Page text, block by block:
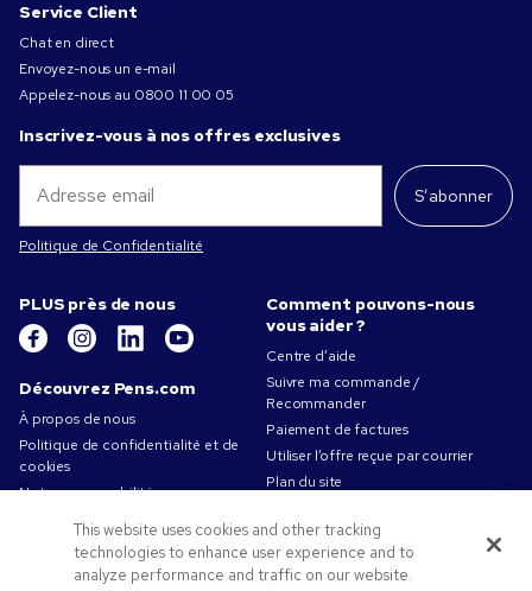
Service Client
Chat en direct
Envoyez-nous un e-mail
Appelez-nous au 0800 11 00 05
Inscrivez-vous à nos offres exclusives
S’abonner
Politique de Confidentialité
PLUS près de nous
Découvrez Pens.com
À propos de nous
Politique de confidentialité et de
cookies
Notre responsabilité
Conditions d'utilisation
Conditions générales de vente
Travailler chez Pens.com
Comment pouvons-nous
vous aider ?
Centre d’aide
Suivre ma commande /
Recommander
Paiement de factures
Utiliser l’offre reçue par courrier
Plan du site
This website uses cookies and other tracking
technologies to enhance user experience and to
analyze performance and traffic on our website.